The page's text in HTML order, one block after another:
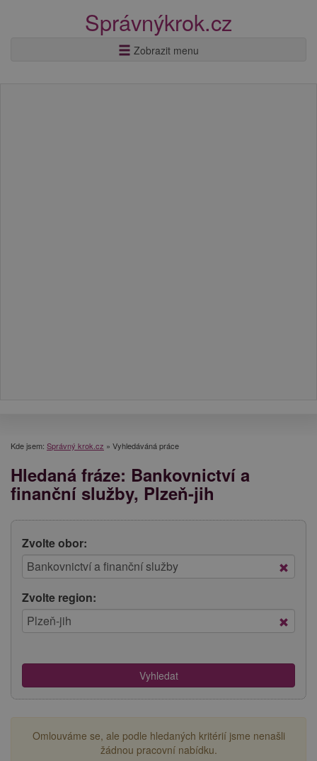
Správnýkrok.cz
Zobrazit menu
Kde jsem: Správný krok.cz » Vyhledáváná práce
Hledaná fráze: Bankovnictví a
finanční služby, Plzeň-jih
Zvolte obor:
Zvolte region:
Omlouváme se, ale podle hledaných kritérií jsme nenašli
žádnou pracovní nabídku.